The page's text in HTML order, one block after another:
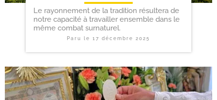
Le rayonnement de la tradition résultera de
notre capacité à travailler ensemble dans le
même combat surnaturel.
Paru le17 décembre 2025